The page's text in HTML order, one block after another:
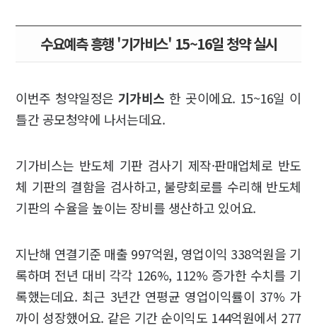
수요예측 흥행 '기가비스' 15~16일 청약 실시
이번주 청약일정은 기가비스 한 곳이에요. 15~16일 이
틀간 공모청약에 나서는데요.
기가비스는 반도체 기판 검사기 제작·판매업체로 반도
체 기판의 결함을 검사하고, 불량회로를 수리해 반도체
기판의 수율을 높이는 장비를 생산하고 있어요.
지난해 연결기준 매출 997억원, 영업이익 338억원을 기
록하며 전년 대비 각각 126%, 112% 증가한 수치를 기
록했는데요. 최근 3년간 연평균 영업이익률이 37% 가
까이 성장했어요. 같은 기간 순이익도 144억원에서 277